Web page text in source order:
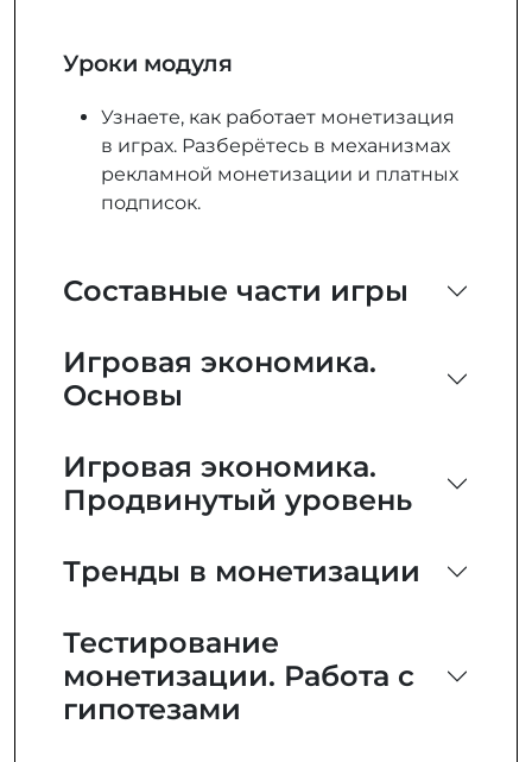
Уроки модуля
Узнаете, как работает монетизация
в играх. Разберётесь в механизмах
рекламной монетизации и платных
подписок.
Составные части игры
Игровая экономика.
Основы
Игровая экономика.
Продвинутый уровень
Тренды в монетизации
Тестирование
монетизации. Работа с
гипотезами